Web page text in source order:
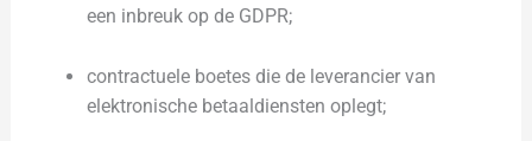
een inbreuk op de GDPR;
contractuele boetes die de leverancier van
elektronische betaaldiensten oplegt;